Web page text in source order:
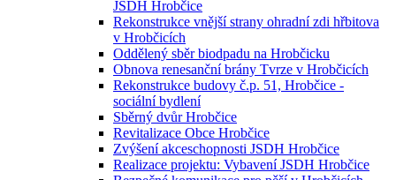
JSDH Hrobčice
Rekonstrukce vnější strany ohradní zdi hřbitova
v Hrobčicích
Oddělený sběr biodpadu na Hrobčicku
Obnova renesanční brány Tvrze v Hrobčicích
Rekonstrukce budovy č.p. 51, Hrobčice -
sociální bydlení
Sběrný dvůr Hrobčice
Revitalizace Obce Hrobčice
Zvýšení akceschopnosti JSDH Hrobčice
Realizace projektu: Vybavení JSDH Hrobčice